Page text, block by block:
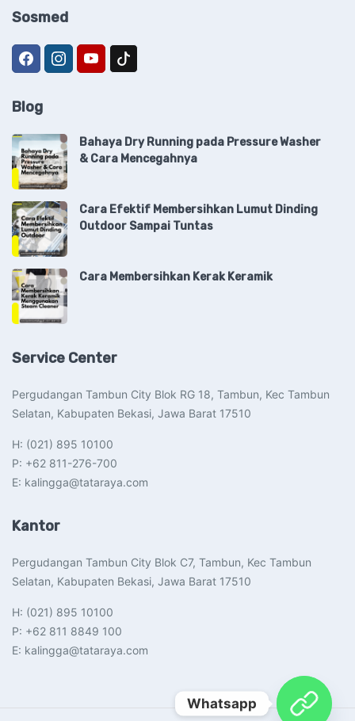
Sosmed
Blog
Bahaya Dry Running pada Pressure Washer
& Cara Mencegahnya
Cara Efektif Membersihkan Lumut Dinding
Outdoor Sampai Tuntas
Cara Membersihkan Kerak Keramik
Service Center
Pergudangan Tambun City Blok RG 18, Tambun, Kec Tambun
Selatan, Kabupaten Bekasi, Jawa Barat 17510​
H: (021) 895 10100
P: +62 811-276-700
E: kalingga@tataraya.com
Kantor
Pergudangan Tambun City Blok C7, Tambun, Kec Tambun
Selatan, Kabupaten Bekasi, Jawa Barat 17510​
H: (021) 895 10100
P: +62 811 8849 100
E: kalingga@tataraya.com
Whatsapp